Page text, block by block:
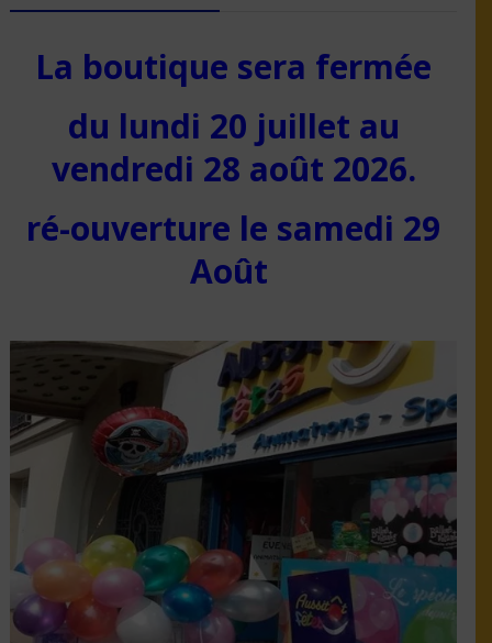
La boutique sera fermée
du lundi 20 juillet au
vendredi 28 août 2026.
ré-ouverture le samedi 29
Août